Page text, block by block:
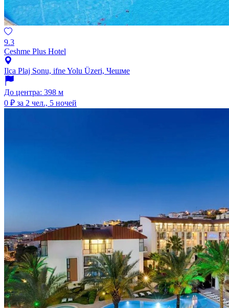
9.3
Ceshme Plus Hotel
Ilca Plaj Sonu, ifne Yolu Üzeri, Чешме
До центра: 398 м
0 ₽ за 2 чел., 5 ночей